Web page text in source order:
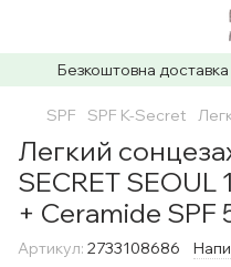
Безкоштовна
SPF SPF K-Secret
Легкий
SECRET SEOUL
+ Ceramide SPF
Артикул: 2733108686